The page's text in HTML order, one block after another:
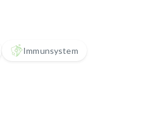
Immunsystem